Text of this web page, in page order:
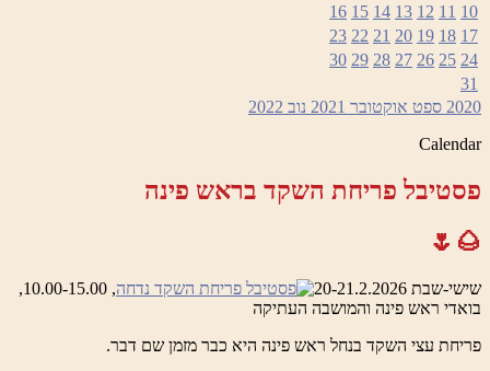
10
11
12
13
14
15
16
17
18
19
20
21
22
23
24
25
26
27
28
29
30
31
2020 ספט אוקטובר 2021 נוב 2022
Calendar
פסטיבל פריחת השקד בראש פינה
🌰🌷
שישי-שבת 20-21.2.2026
, 10.00-15.00,
בואדי ראש פינה והמושבה העתיקה
פריחת עצי השקד בנחל ראש פינה היא כבר מזמן שם דבר.